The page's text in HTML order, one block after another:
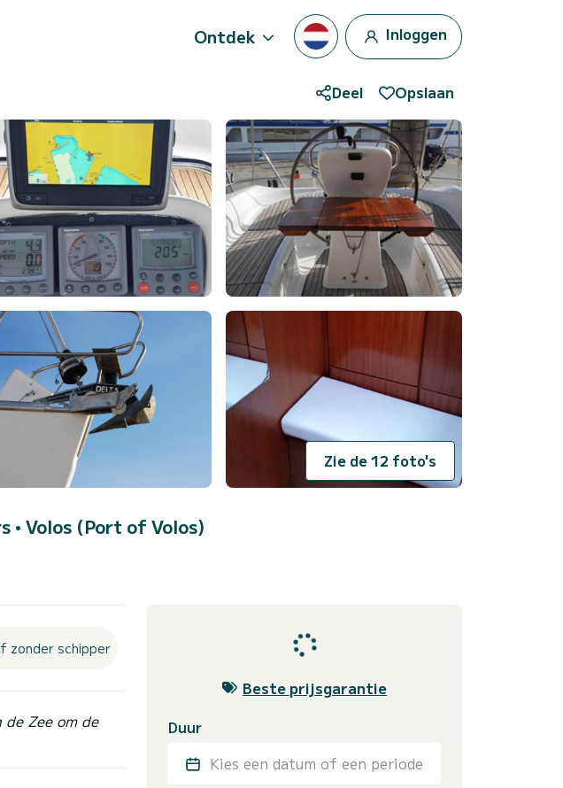
Ontdek Inloggen
Deel Opslaan
Zie de 12 foto's
• Volos (Port of Volos)
zonder schipper
Zee om de
Beste prijsgarantie
Duur
Kies een datum of een periode